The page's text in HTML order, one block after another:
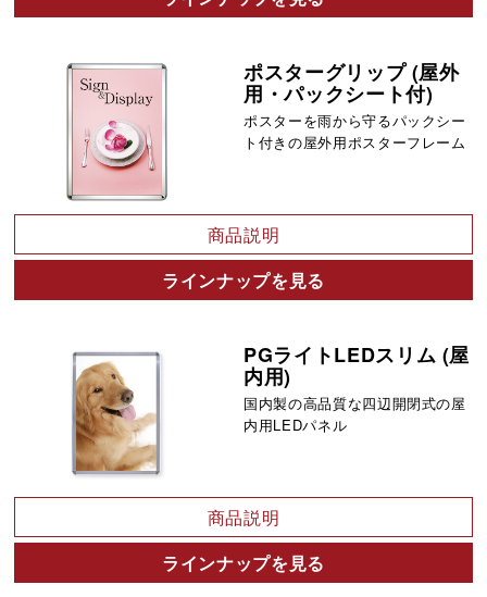
ポスターグリップ (屋外
用・パックシート付)
ポスターを雨から守るパックシー
ト付きの屋外用ポスターフレーム
商品説明
ラインナップを見る
PGライトLEDスリム (屋
内用)
国内製の高品質な四辺開閉式の屋
内用LEDパネル
商品説明
ラインナップを見る